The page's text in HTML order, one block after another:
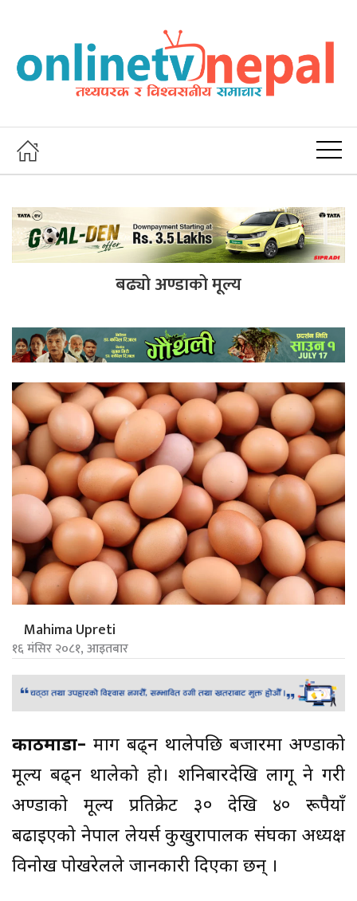
बढ्यो अण्डाको मूल्य
Mahima Upreti
१६ मंसिर २०८१, आइतबार
काठमाडौँ– माग बढ्न थालेपछि बजारमा अण्डाको
मूल्य बढ्न थालेको हो। शनिबारदेखि लागू हुने गरी
अण्डाको मूल्य प्रतिक्रेट ३० देखि ४० रूपैयाँ
बढाइएको नेपाल लेयर्स कुखुरापालक संघका अध्यक्ष
विनोख पोखरेलले जानकारी दिएका छन् ।